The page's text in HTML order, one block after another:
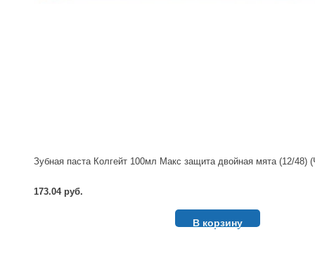
Зубная паста Колгейт 100мл Макс защита двойная мята (12/48)
173.04 руб.
В корзину